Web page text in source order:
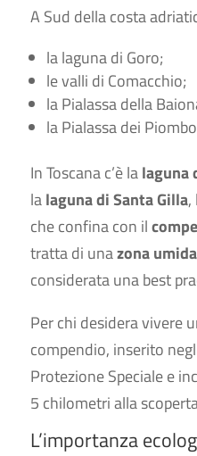
A Sud della costa
la laguna di Goro;
le valli di Comacchio;
la Pialassa della
la Pialassa dei
In Toscana c’è lalaguna
lalaguna di Santa Gilla,
che confina con il
tratta di unazona
considerata una best
Per chi desidera vivere
compendio, inserito
Protezione Speciale e
5 chilometri alla
L’importanza